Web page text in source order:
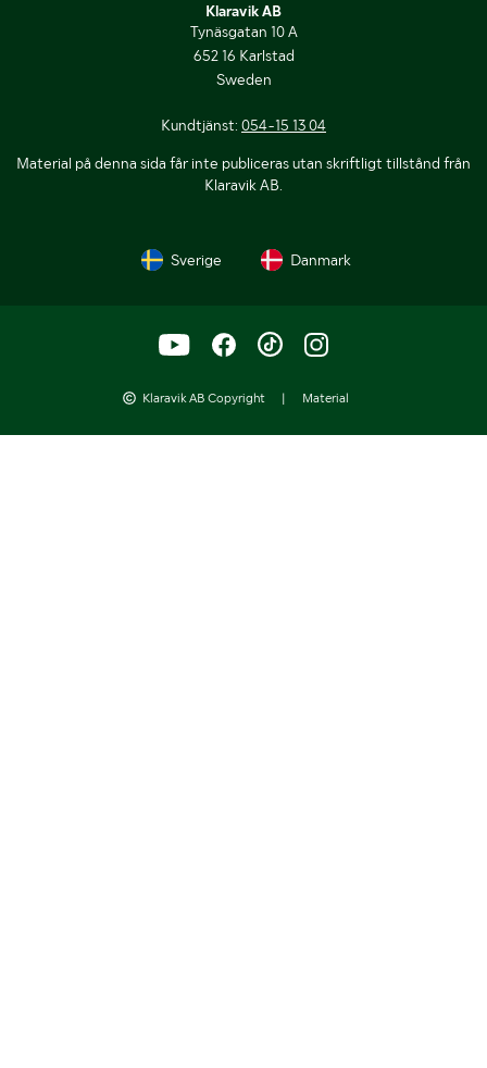
Klaravik AB
Tynäsgatan 10 A
652 16 Karlstad
Sweden
Kundtjänst: 054-15 13 04
Material på denna sida får inte publiceras utan skriftligt tillstånd från
Klaravik AB.
Sverige Danmark
Klaravik AB Copyright | Material